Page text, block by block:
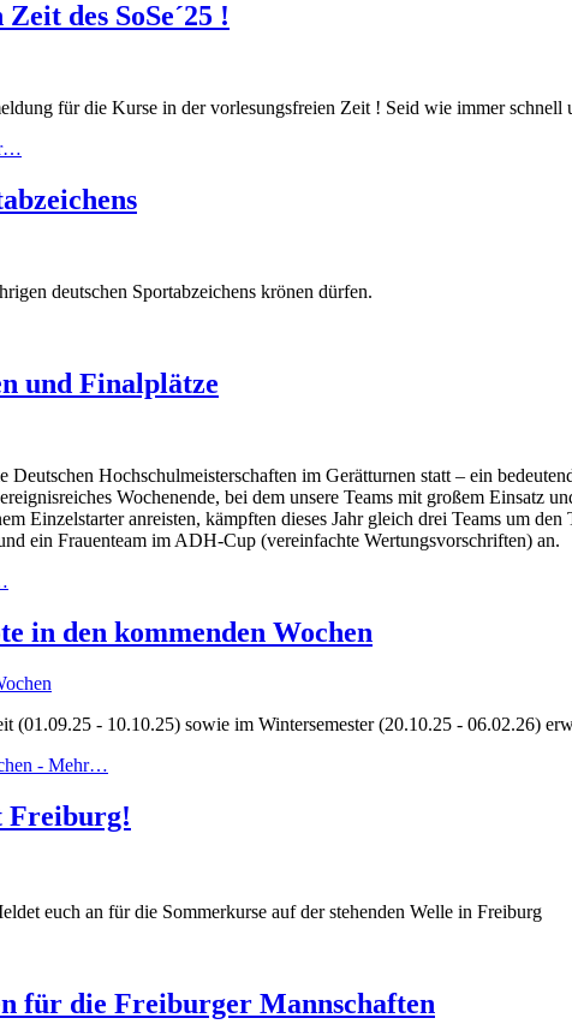
des SoSe´25 !
für die Kurse in der vorlesungsfreien Zeit ! Seid wie immer schnell
deutschen Sportabzeichens krönen dürfen.
und Finalplätze
Hochschulmeisterschaften im Gerätturnen statt – ein
Wochenende, bei dem unsere Teams mit großem Einsatz
Einzelstarter anreisten, kämpften dieses Jahr gleich drei Teams um
ein Frauenteam im ADH-Cup (vereinfachte Wertungsvorschriften) an.
in den kommenden Wochen
(01.09.25 - 10.10.25) sowie im Wintersemester (20.10.25 - 06.02.26)
- Mehr…
Freiburg!
euch an für die Sommerkurse auf der stehenden Welle in Freiburg
für die Freiburger Mannschaften